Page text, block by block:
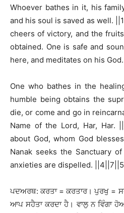
Whoever bathes in it, his
and his soul is saved as well.
cheers of victory, and the
obtained. One is safe and
here, and meditates on his God.
One who bathes in the
humble being obtains the
die, or come and go in
Name of the Lord, Har, Har.
about God, whom God
Nanak seeks the Sanctuary
anxieties are dispelled.
ਪਦਅਰਥ: ਕਰਤਾ = ਕਰਤਾਰ। ਪੁਰਖੁ =
ਆਪ ਸਹੈਤਾ ਕਰਦਾ ਹੈ। ਵਾਲੁ ਨ ਵਿੰਗਾ